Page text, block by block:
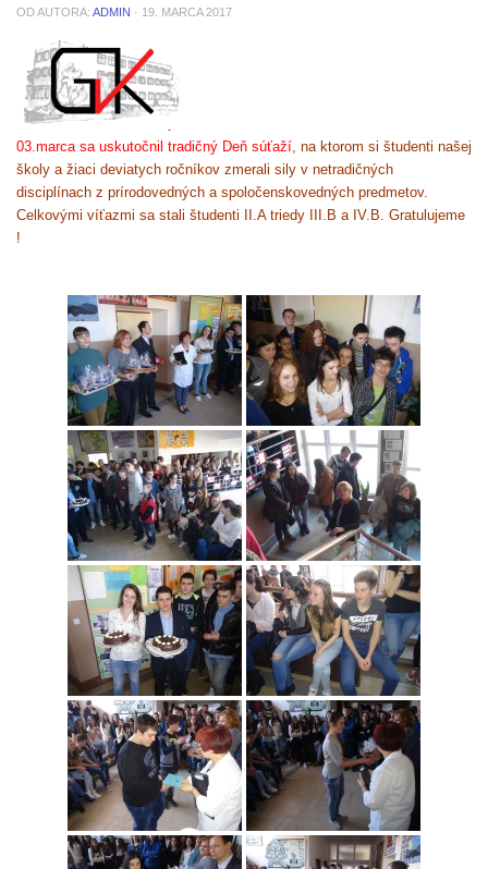
OD AUTORA: ADMIN · 19. MARCA 2017
03.marca sa uskutočnil tradičný Deň súťaží, na ktorom si študenti našej
školy a žiaci deviatych ročníkov zmerali sily v netradičných
disciplínach z prírodovedných a spoločenskovedných predmetov.
Celkovými víťazmi sa stali študenti II.A triedy III.B a IV.B. Gratulujeme
!